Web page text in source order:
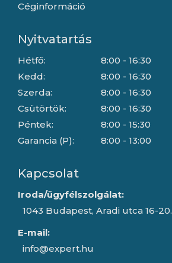
Céginformáció
Nyitvatartás
Hétfő:
Kedd:
Szerda:
Csütörtök:
Péntek:
Garancia (P):
8:00 - 16:30
8:00 - 16:30
8:00 - 16:30
8:00 - 16:30
8:00 - 15:30
8:00 - 13:00
Kapcsolat
Iroda/ügyfélszolgálat:
1043 Budapest, Aradi utca 16-20.
E-mail:
info@expert.hu